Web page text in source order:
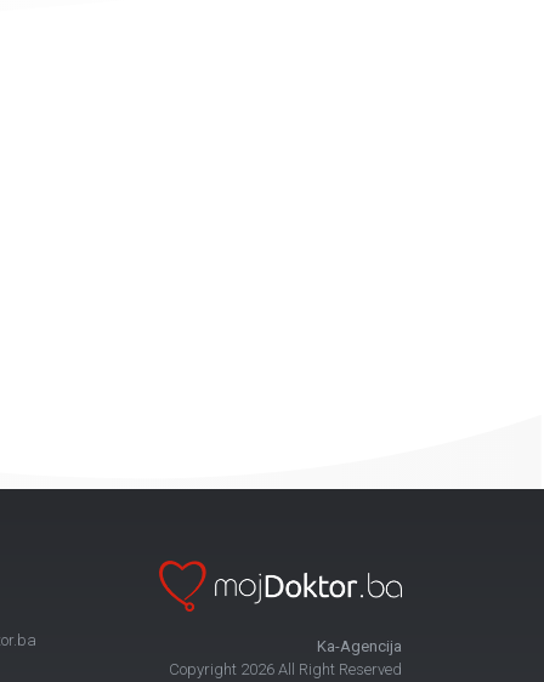
Ka-Agencija
Copyright 2026 All Right Reserved